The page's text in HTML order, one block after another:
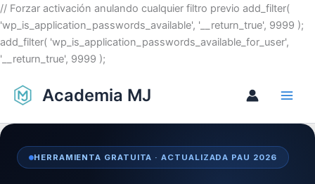
// Forzar activación anulando cualquier filtro previo add_filter(
'wp_is_application_passwords_available', '__return_true', 9999 );
add_filter( 'wp_is_application_passwords_available_for_user',
'__return_true', 9999 );
Ir
al
contenido
Academia MJ
HERRAMIENTA GRATUITA · ACTUALIZADA PAU 2026